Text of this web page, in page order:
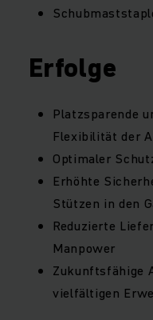
Erfolge
Platzsparende
Flexibilität der
Optimaler
Erhöhte
Stützen in den
Reduzierte
Manpower
Zukunftsfähige
vielfältigen